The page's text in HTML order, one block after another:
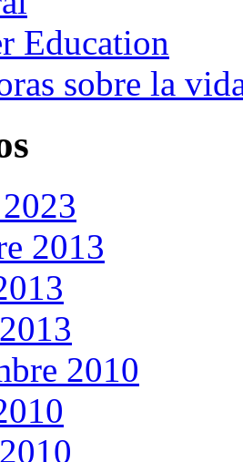
Education
sobre la
2013
2010